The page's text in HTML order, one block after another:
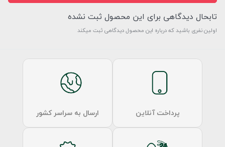
تابحال دیدگاهی برای این محصول ثبت نشده
اولین نفری باشید که درباره این محصول دیدگاهی ثبت میکند
پرداخت آنلاین ارسال به سراسر کشور